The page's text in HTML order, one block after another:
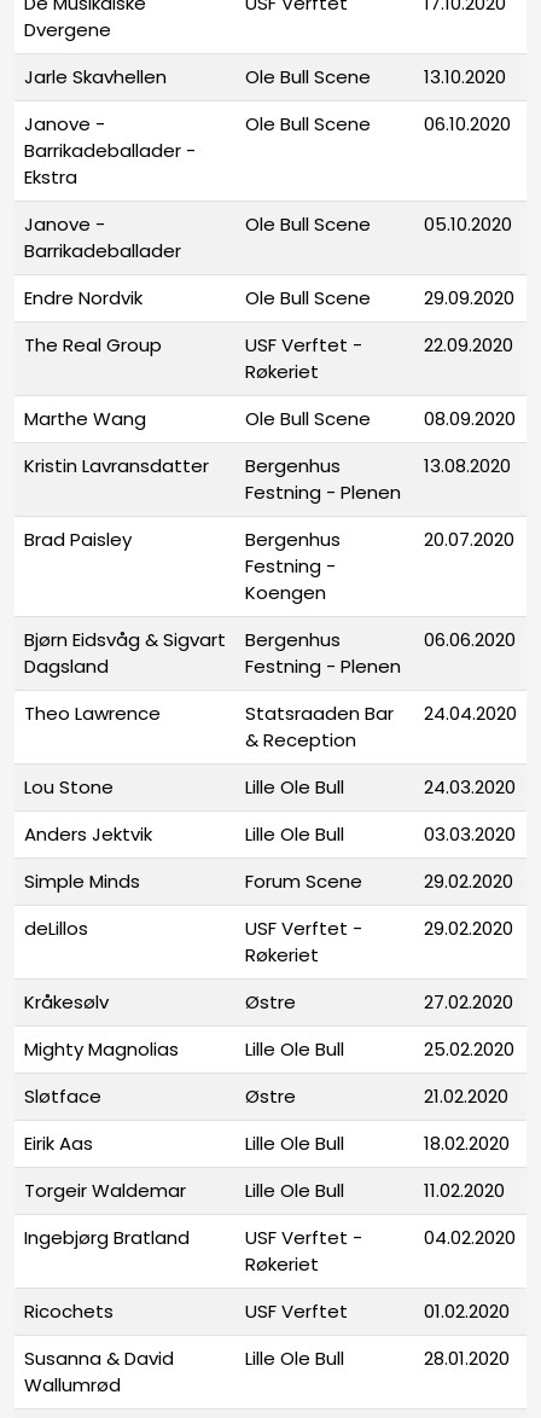
Dvergene
Jarle Skavhellen Ole Bull Scene
13.10.2020
Janove -
Barrikadeballader -
Ekstra
Ole Bull Scene 06.10.2020
Janove -
Barrikadeballader
Ole Bull Scene 05.10.2020
Endre Nordvik Ole Bull Scene
29.09.2020
The Real Group
USF Verftet -
Røkeriet
22.09.2020
Marthe Wang Ole Bull Scene
08.09.2020
Kristin Lavransdatter
Bergenhus
Festning - Plenen
13.08.2020
Brad Paisley
Bergenhus
Festning -
Koengen
20.07.2020
Bjørn Eidsvåg & Sigvart
Dagsland
Bergenhus
Festning - Plenen
06.06.2020
Theo Lawrence
Statsraaden Bar
& Reception
24.04.2020
Lou Stone Lille Ole Bull
24.03.2020
Anders Jektvik
Lille Ole Bull
03.03.2020
Simple Minds
Forum Scene
29.02.2020
deLillos
USF Verftet -
Røkeriet
29.02.2020
Kråkesølv Østre
27.02.2020
Mighty Magnolias
Lille Ole Bull
25.02.2020
Sløtface
Østre
21.02.2020
Eirik Aas
Lille Ole Bull
18.02.2020
Torgeir Waldemar
Lille Ole Bull
11.02.2020
Ingebjørg Bratland
USF Verftet -
Røkeriet
04.02.2020
Ricochets USF Verftet
01.02.2020
Susanna & David
Wallumrød
Lille Ole Bull 28.01.2020